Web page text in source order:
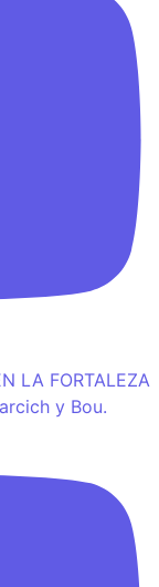
LA FORTALEZA
y Bou.